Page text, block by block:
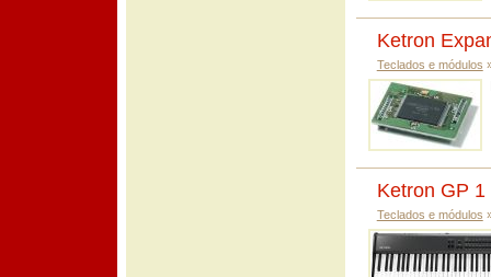
Ketron
Teclados e módulos
Ketron GP 1
Teclados e módulos